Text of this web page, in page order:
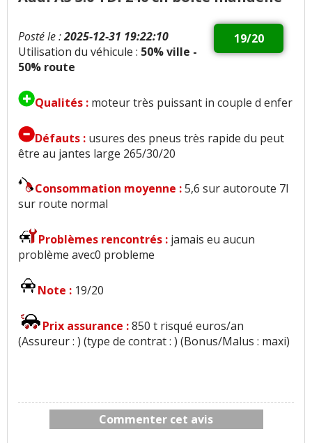
19/20
Posté le :2025-12-31 19:22:10
Utilisation du véhicule : 50% ville -
50% route
Qualités : moteur très puissant in couple d enfer
Défauts : usures des pneus très rapide du peut
être au jantes large 265/30/20
Consommation moyenne :5,6 sur autoroute 7l
sur route normal
Problèmes rencontrés : jamais eu aucun
problème avec0 probleme
Note : 19/20
Prix assurance :850 t risqué euros/an
(Assureur : ) (type de contrat : ) (Bonus/Malus : maxi)
Commenter cet avis